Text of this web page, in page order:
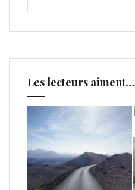
Les lecteurs aiment…